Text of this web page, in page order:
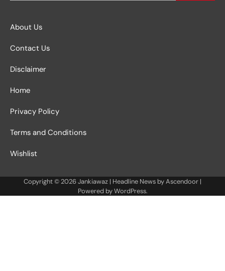
About Us
Contact Us
Disclaimer
Home
Privacy Policy
Terms and Conditions
Wishlist
Copyright © 2026Jankiawaz | Headline News byAscendoor |
Powered byWordPress.